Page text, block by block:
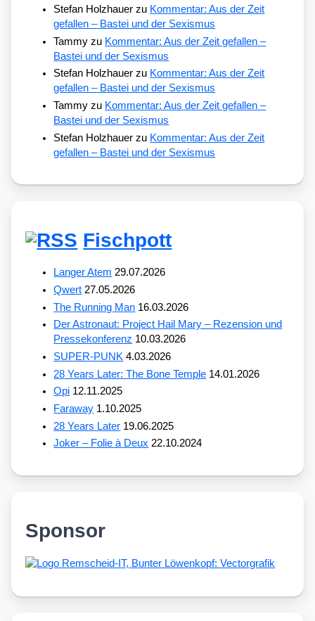
Stefan Holzhauer zu Kommentar: Aus der Zeit
gefallen – Bastei und der Sexismus
Tammy zu Kommentar: Aus der Zeit gefallen –
Bastei und der Sexismus
Stefan Holzhauer zu Kommentar: Aus der Zeit
gefallen – Bastei und der Sexismus
Tammy zu Kommentar: Aus der Zeit gefallen –
Bastei und der Sexismus
Stefan Holzhauer zu Kommentar: Aus der Zeit
gefallen – Bastei und der Sexismus
Fischpott
Langer Atem 29.07.2026
Qwert 27.05.2026
The Running Man 16.03.2026
Der Astronaut: Project Hail Mary – Rezension und
Pressekonferenz 10.03.2026
SUPER-PUNK 4.03.2026
28 Years Later: The Bone Temple 14.01.2026
Opi 12.11.2025
Faraway 1.10.2025
28 Years Later 19.06.2025
Joker – Folie à Deux 22.10.2024
Sponsor